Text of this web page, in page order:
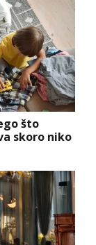
što
skoro niko